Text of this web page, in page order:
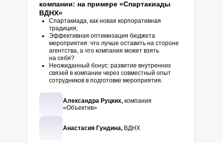
компании: на примере «Спартакиады
ВДНХ»
Спартакиада, как новая корпоративная
традиция;
Эффективная оптимизация бюджета
мероприятия: что лучше оставить на стороне
агентства, а что компания может взять
на себя?
Неожиданный бонус: развитие внутренних
связей в компании через совместный опыт
сотрудников в подготовке мероприятия.
Александра Руцких, компания
«Объектив»
Анастасия Гундина, ВДНХ